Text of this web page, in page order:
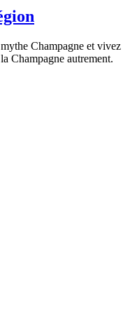
Champagne et vivez
Champagne autrement.